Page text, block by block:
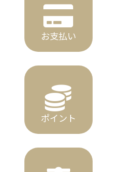
お支払い
ポイント